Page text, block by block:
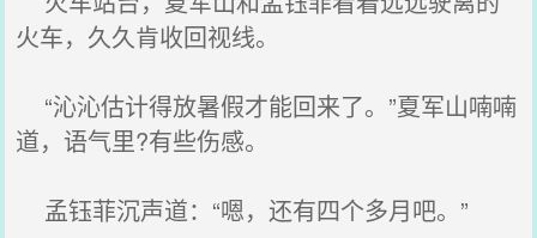
火车，久久肯收回视线。
“沁沁估计得放暑假才能回来了。”夏军山喃喃
道，语气里?有些伤感。
孟钰菲沉声道：“嗯，还有四个多月吧。”